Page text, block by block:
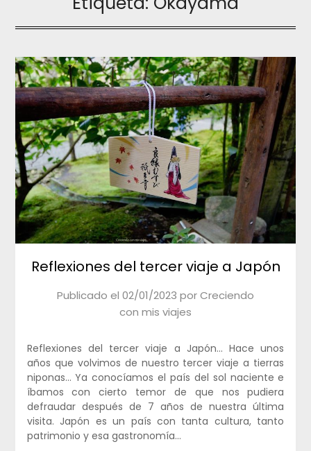
Reflexiones del tercer viaje a Japón
Publicado el 02/01/2023 porCreciendo
con mis viajes
Reflexiones del tercer viaje a Japón… Hace unos
años que volvimos de nuestro tercer viaje a tierras
niponas… Ya conocíamos el país del sol naciente e
íbamos con cierto temor de que nos pudiera
defraudar después de 7 años de nuestra última
visita. Japón es un país con tanta cultura, tanto
patrimonio y esa gastronomía…